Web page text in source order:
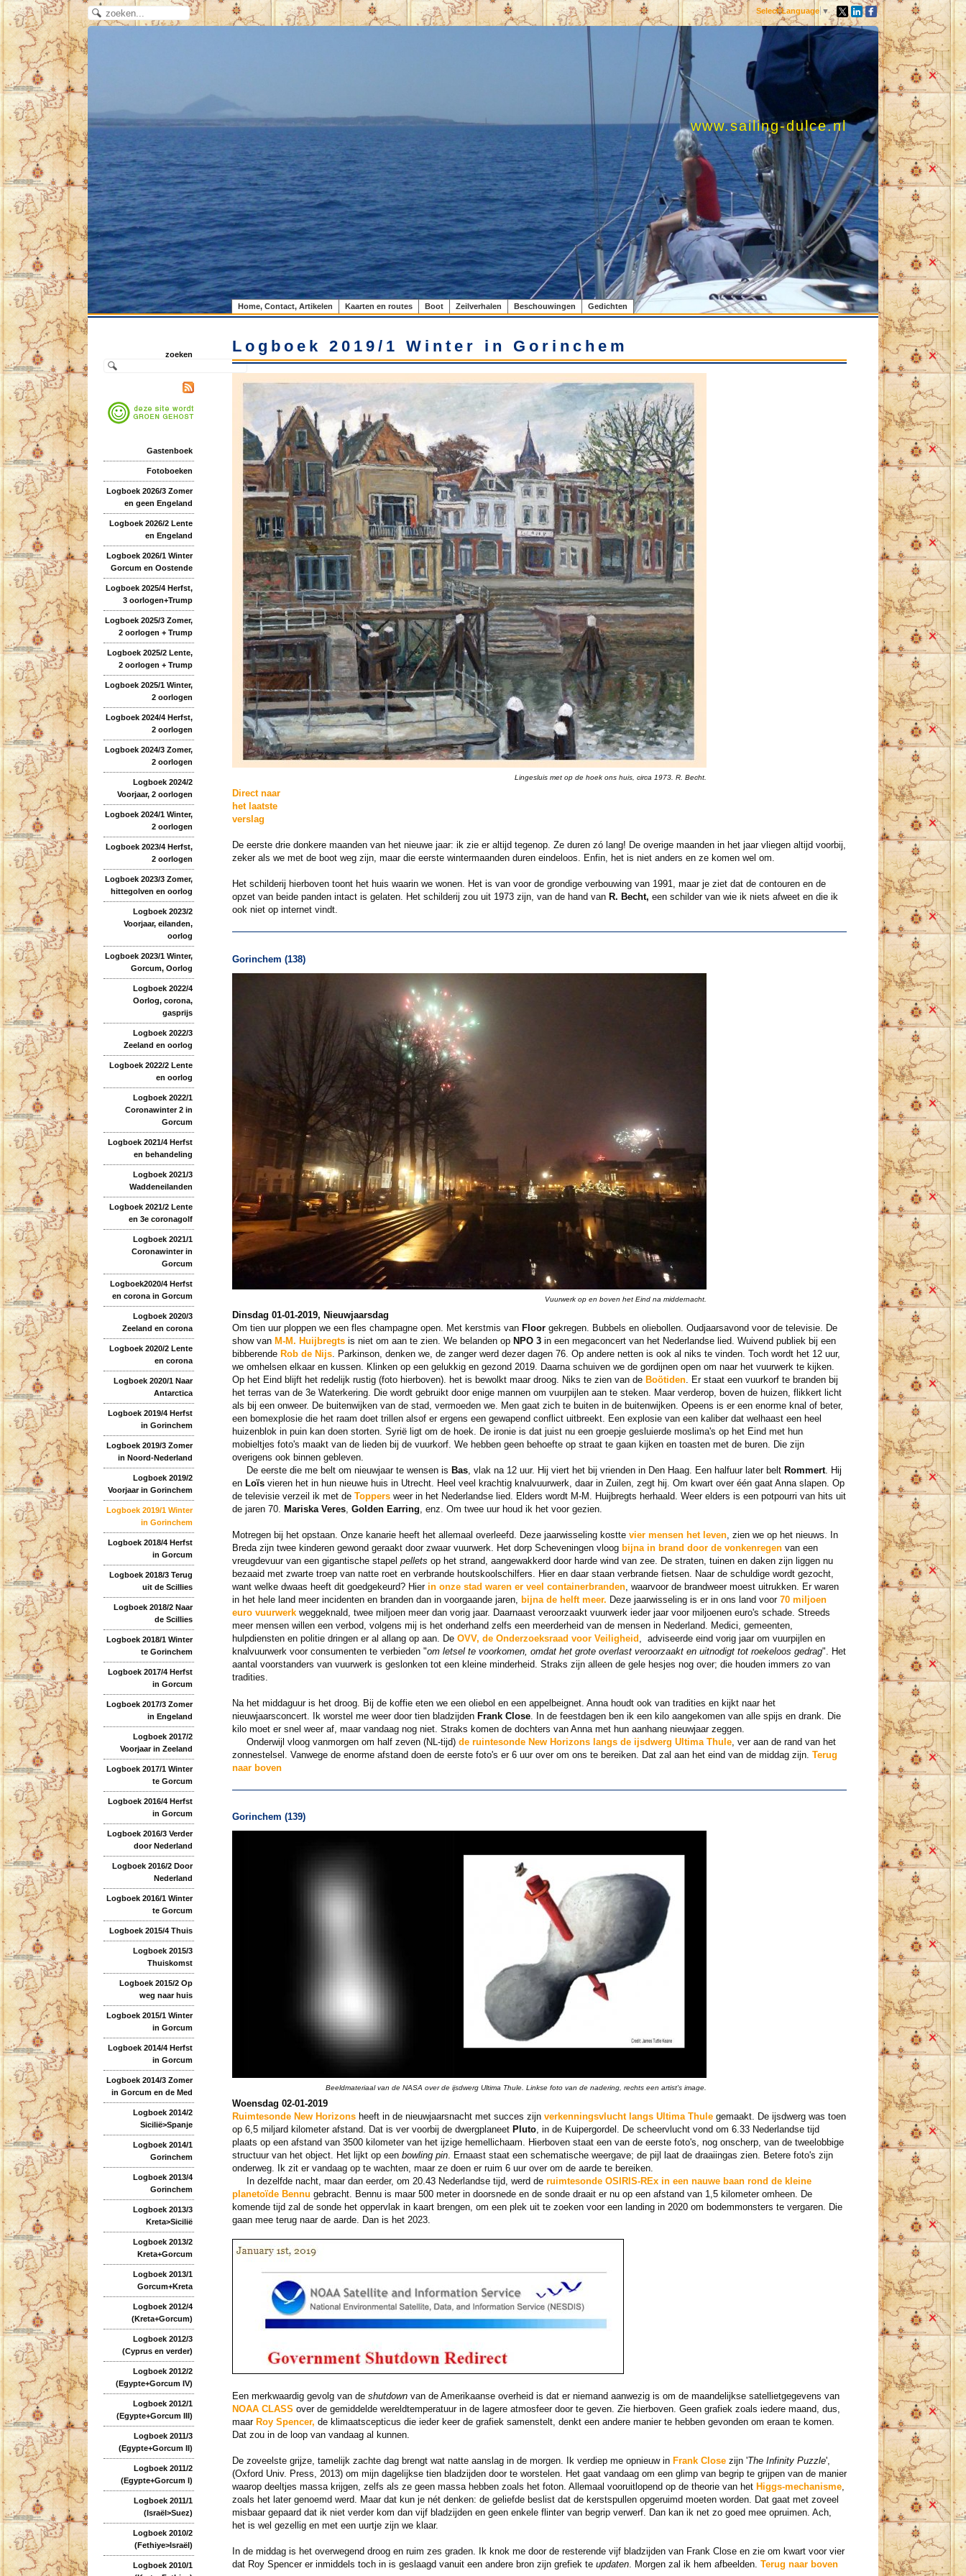
Select Language ▼
www.sailing-dulce.nl
Home, Contact, Artikelen Kaarten en routes Boot Zeilverhalen Beschouwingen Gedichten
zoeken
Gastenboek
Fotoboeken
Logboek 2026/3 Zomer
en geen Engeland
Logboek 2026/2 Lente
en Engeland
Logboek 2026/1 Winter
Gorcum en Oostende
Logboek 2025/4 Herfst,
3 oorlogen+Trump
Logboek 2025/3 Zomer,
2 oorlogen + Trump
Logboek 2025/2 Lente,
2 oorlogen + Trump
Logboek 2025/1 Winter,
2 oorlogen
Logboek 2024/4 Herfst,
2 oorlogen
Logboek 2024/3 Zomer,
2 oorlogen
Logboek 2024/2
Voorjaar, 2 oorlogen
Logboek 2024/1 Winter,
2 oorlogen
Logboek 2023/4 Herfst,
2 oorlogen
Logboek 2023/3 Zomer,
hittegolven en oorlog
Logboek 2023/2
Voorjaar, eilanden,
oorlog
Logboek 2023/1 Winter,
Gorcum, Oorlog
Logboek 2022/4
Oorlog, corona,
gasprijs
Logboek 2022/3
Zeeland en oorlog
Logboek 2022/2 Lente
en oorlog
Logboek 2022/1
Coronawinter 2 in
Gorcum
Logboek 2021/4 Herfst
en behandeling
Logboek 2021/3
Waddeneilanden
Logboek 2021/2 Lente
en 3e coronagolf
Logboek 2021/1
Coronawinter in
Gorcum
Logboek2020/4 Herfst
en corona in Gorcum
Logboek 2020/3
Zeeland en corona
Logboek 2020/2 Lente
en corona
Logboek 2020/1 Naar
Antarctica
Logboek 2019/4 Herfst
in Gorinchem
Logboek 2019/3 Zomer
in Noord-Nederland
Logboek 2019/2
Voorjaar in Gorinchem
Logboek 2019/1 Winter
in Gorinchem
Logboek 2018/4 Herfst
in Gorcum
Logboek 2018/3 Terug
uit de Scillies
Logboek 2018/2 Naar
de Scillies
Logboek 2018/1 Winter
te Gorinchem
Logboek 2017/4 Herfst
in Gorcum
Logboek 2017/3 Zomer
in Engeland
Logboek 2017/2
Voorjaar in Zeeland
Logboek 2017/1 Winter
te Gorcum
Logboek 2016/4 Herfst
in Gorcum
Logboek 2016/3 Verder
door Nederland
Logboek 2016/2 Door
Nederland
Logboek 2016/1 Winter
te Gorcum
Logboek 2015/4 Thuis
Logboek 2015/3
Thuiskomst
Logboek 2015/2 Op
weg naar huis
Logboek 2015/1 Winter
in Gorcum
Logboek 2014/4 Herfst
in Gorcum
Logboek 2014/3 Zomer
in Gorcum en de Med
Logboek 2014/2
Sicilië>Spanje
Logboek 2014/1
Gorinchem
Logboek 2013/4
Gorinchem
Logboek 2013/3
Kreta>Sicilië
Logboek 2013/2
Kreta+Gorcum
Logboek 2013/1
Gorcum+Kreta
Logboek 2012/4
(Kreta+Gorcum)
Logboek 2012/3
(Cyprus en verder)
Logboek 2012/2
(Egypte+Gorcum IV)
Logboek 2012/1
(Egypte+Gorcum III)
Logboek 2011/3
(Egypte+Gorcum II)
Logboek 2011/2
(Egypte+Gorcum I)
Logboek 2011/1
(Israël>Suez)
Logboek 2010/2
(Fethiye>Israël)
Logboek 2010/1
Logboek 2019/1 Winter in Gorinchem
Lingesluis met op de hoek ons huis, circa 1973. R. Becht.
Direct naar
het laatste
verslag
De eerste drie donkere maanden van het nieuwe jaar: ik zie er altijd tegenop. Ze duren zó lang! De overige maanden in het jaar vliegen altijd voorbij,
zeker als we met de boot weg zijn, maar die eerste wintermaanden duren eindeloos. Enfin, het is niet anders en ze komen wel om.
Het schilderij hierboven toont het huis waarin we wonen. Het is van voor de grondige verbouwing van 1991, maar je ziet dat de contouren en de
opzet van beide panden intact is gelaten. Het schilderij zou uit 1973 zijn, van de hand van R. Becht, een schilder van wie ik niets afweet en die ik
ook niet op internet vindt.
Gorinchem (138)
Vuurwerk op en boven het Eind na middernacht.
Dinsdag 01-01-2019, Nieuwjaarsdag
Om tien uur ploppen we een fles champagne open. Met kerstmis van Floorgekregen. Bubbels en oliebollen. Oudjaarsavond voor de televisie. De
show van M-M. Huijbregtsis niet om aan te zien. We belanden op NPO 3in een megaconcert van het Nederlandse lied. Wuivend publiek bij een
bibberende Rob de Nijs. Parkinson, denken we, de zanger werd dezer dagen 76. Op andere netten is ook al niks te vinden. Toch wordt het 12 uur,
we omhelsen elkaar en kussen. Klinken op een gelukkig en gezond 2019. Daarna schuiven we de gordijnen open om naar het vuurwerk te kijken.
Op het Eind blijft het redelijk rustig (foto hierboven). het is bewolkt maar droog. Niks te zien van de Boötiden. Er staat een vuurkorf te branden bij
het terras van de 3e Waterkering. Die wordt gebruikt door enige mannen om vuurpijlen aan te steken. Maar verderop, boven de huizen, flikkert licht
als bij een onweer. De buitenwijken van de stad, vermoeden we. Men gaat zich te buiten in de buitenwijken. Opeens is er een enorme knal of beter,
een bomexplosie die het raam doet trillen alsof er ergens een gewapend conflict uitbreekt. Een explosie van een kaliber dat welhaast een heel
huizenblok in puin kan doen storten. Syrië ligt om de hoek. De ironie is dat juist nu een groepje gesluierde moslima's op het Eind met hun
mobieltjes foto's maakt van de lieden bij de vuurkorf. We hebben geen behoefte op straat te gaan kijken en toasten met de buren. Die zijn
overigens ook binnen gebleven.
De eerste die me belt om nieuwjaar te wensen is Bas, vlak na 12 uur. Hij viert het bij vrienden in Den Haag. Een halfuur later belt Rommert. Hij
en Loïsvieren het in hun nieuwe huis in Utrecht. Heel veel krachtig knalvuurwerk, daar in Zuilen, zegt hij. Om kwart over één gaat Anna slapen. Op
de televisie verzeil ik met de Toppersweer in het Nederlandse lied. Elders wordt M-M. Huijbregts herhaald. Weer elders is een potpourri van hits uit
de jaren 70. Mariska Veres, Golden Earring , enz. Om twee uur houd ik het voor gezien.
Motregen bij het opstaan. Onze kanarie heeft het allemaal overleefd. Deze jaarwisseling kostte vier mensen het leven, zien we op het nieuws. In
Breda zijn twee kinderen gewond geraakt door zwaar vuurwerk. Het dorp Scheveningen vloog bijna in brand door de vonkenregenvan een
vreugdevuur van een gigantische stapel pellets op het strand, aangewakkerd door harde wind van zee. De straten, tuinen en daken zijn liggen nu
bezaaid met zwarte troep van natte roet en verbrande houtskoolschilfers. Hier en daar staan verbrande fietsen. Naar de schuldige wordt gezocht,
want welke dwaas heeft dit goedgekeurd? Hierin onze stad waren er veel containerbranden, waarvoor de brandweer moest uitrukken. Er waren
in het hele land meer incidenten en branden dan in voorgaande jaren, bijna de helft meer. Deze jaarwisseling is er in ons land voor 70 miljoen
euro vuurwerkweggeknald, twee miljoen meer dan vorig jaar. Daarnaast veroorzaakt vuurwerk ieder jaar voor miljoenen euro's schade. Streeds
meer mensen willen een verbod, volgens mij is het onderhand zelfs een meerderheid van de mensen in Nederland. Medici, gemeenten,
hulpdiensten en politie dringen er al allang op aan. De OVV, de Onderzoeksraad voor Veiligheid , adviseerde eind vorig jaar om vuurpijlen en
knalvuurwerk voor consumenten te verbieden "om letsel te voorkomen, omdat het grote overlast veroorzaakt en uitnodigt tot roekeloos gedrag". Het
aantal voorstanders van vuurwerk is geslonken tot een kleine minderheid. Straks zijn alleen de gele hesjes nog over; die houden immers zo van
tradities.
Na het middaguur is het droog. Bij de koffie eten we een oliebol en een appelbeignet. Anna houdt ook van tradities en kijkt naar het
nieuwjaarsconcert. Ik worstel me weer door tien bladzijden Frank Close. In de feestdagen ben ik een kilo aangekomen van alle spijs en drank. Die
kilo moet er snel weer af, maar vandaag nog niet. Straks komen de dochters van Anna met hun aanhang nieuwjaar zeggen.
Onderwijl vloog vanmorgen om half zeven (NL-tijd) de ruintesonde New Horizons langs de ijsdwerg Ultima Thule, ver aan de rand van het
zonnestelsel. Vanwege de enorme afstand doen de eerste foto's er 6 uur over om ons te bereiken. Dat zal aan het eind van de middag zijn. Terug
naar boven
Gorinchem (139)
Beeldmateriaal van de NASA over de ijsdwerg Ultima Thule. Linkse foto van de nadering, rechts een artist's image.
Woensdag 02-01-2019
Ruimtesonde New Horizonsheeft in de nieuwjaarsnacht met succes zijn verkenningsvlucht langs Ultima Thulegemaakt. De ijsdwerg was toen
op 6,5 miljard kilometer afstand. Dat is ver voorbij de dwergplaneet Pluto, in de Kuipergordel. De scheervlucht vond om 6.33 Nederlandse tijd
plaats op een afstand van 3500 kilometer van het ijzige hemellichaam. Hierboven staat een van de eerste foto's, nog onscherp, van de tweelobbige
structuur van het object. Het lijkt op een bowling pin. Ernaast staat een schematische weergave; de pijl laat de draaiingas zien. Betere foto's zijn
onderweg. Ik zit er vandaag op te wachten, maar ze doen er ruim 6 uur over om de aarde te bereiken.
In dezelfde nacht, maar dan eerder, om 20.43 Nederlandse tijd, werd de ruimtesonde OSIRIS-REx in een nauwe baan rond de kleine
planetoïde Bennu gebracht. Bennu is maar 500 meter in doorsnede en de sonde draait er nu op een afstand van 1,5 kilometer omheen. De
komende tijd zal de sonde het oppervlak in kaart brengen, om een plek uit te zoeken voor een landing in 2020 om bodemmonsters te vergaren. Die
gaan mee terug naar de aarde. Dan is het 2023.
Een merkwaardig gevolg van de shutdownvan de Amerikaanse overheid is dat er niemand aanwezig is om de maandelijkse satellietgegevens van
NOAA CLASS over de gemiddelde wereldtemperatuur in de lagere atmosfeer door te geven. Zie hierboven. Geen grafiek zoals iedere maand, dus,
maar Roy Spencer, de klimaatscepticus die ieder keer de grafiek samenstelt, denkt een andere manier te hebben gevonden om eraan te komen.
Dat zou in de loop van vandaag al kunnen.
De zoveelste grijze, tamelijk zachte dag brengt wat natte aanslag in de morgen. Ik verdiep me opnieuw in Frank Closezijn 'The Infinity Puzzle',
(Oxford Univ. Press, 2013) om mijn dagelijkse tien bladzijden door te worstelen. Het gaat vandaag om een glimp van begrip te grijpen van de manier
waarop deeltjes massa krijgen, zelfs als ze geen massa hebben zoals het foton. Allemaal vooruitlopend op de theorie van het Higgs-mechanisme,
zoals het later genoemd werd. Maar dat kun je nét denken: de geliefde beslist dat de kerstspullen opgeruimd moeten worden. Dat gaat met zoveel
misbaar gepaard dat ik niet verder kom dan vijf bladzijden en geen enkele flinter van begrip verwerf. Dan kan ik net zo goed mee opruimen. Ach,
het is wel gezellig en met een uurtje zijn we klaar.
In de middag is het overwegend droog en ruim zes graden. Ik knok me door de resterende vijf bladzijden van Frank Close en zie om kwart voor vier
dat Roy Spencer er inmiddels toch in is geslaagd vanuit een andere bron zijn grefiek te updaten. Morgen zal ik hem afbeelden. Terug naar boven